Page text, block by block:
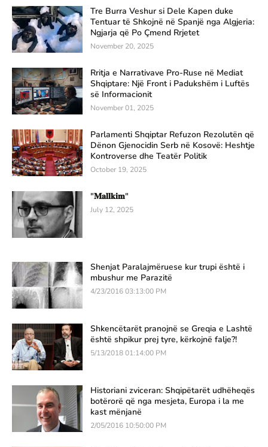
Tre Burra Veshur si Dele Kapen duke
Tentuar të Shkojnë në Spanjë nga Algjeria:
Ngjarja që Po Çmend Rrjetet
November 20, 2025
Rritja e Narrativave Pro-Ruse në Mediat
Shqiptare: Një Front i Padukshëm i Luftës
së Informacionit
November 01, 2025
Parlamenti Shqiptar Refuzon Rezolutën që
Dënon Gjenocidin Serb në Kosovë: Heshtje
Kontroverse dhe Teatër Politik
October 19, 2025
"𝐌𝐚𝐥𝐥𝐤𝐢𝐦"
July 12, 2025
Shenjat Paralajmëruese kur trupi është i
mbushur me Parazitë
4/23/2016 03:13:00 PM
Shkencëtarët pranojnë se Greqia e Lashtë
është shpikur prej tyre, kërkojnë falje?!
5/13/2018 01:14:00 PM
Historiani zviceran: Shqipëtarët udhëheqës
botërorë që nga mesjeta, Europa i la me
kast mënjanë
2/05/2016 10:50:00 PM